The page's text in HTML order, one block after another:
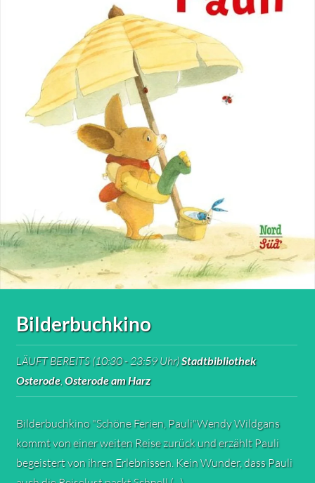
Bilderbuchkino
LÄUFT BEREITS (10:30 - 23:59 Uhr)Stadtbibliothek
Osterode, Osterode am Harz
Bilderbuchkino "Schöne Ferien, Pauli"Wendy Wildgans
kommt von einer weiten Reise zurück und erzählt Pauli
begeistert von ihren Erlebnissen. Kein Wunder, dass Pauli